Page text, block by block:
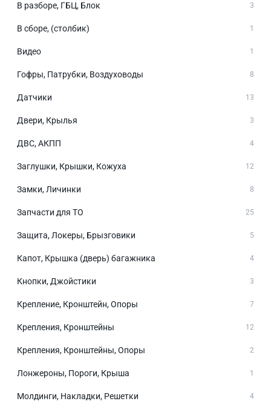
В разборе, ГБЦ, Блок 3
В сборе, (столбик) 1
Видео 1
Гофры, Патрубки, Воздуховоды 8
Датчики 13
Двери, Крылья 3
ДВС, АКПП 4
Заглушки, Крышки, Кожуха 12
Замки, Личинки 8
Запчасти для ТО 25
Защита, Локеры, Брызговики 5
Капот, Крышка (дверь) багажника 4
Кнопки, Джойстики 3
Крепление, Кронштейн, Опоры 7
Крепления, Кронштейны 12
Крепления, Кронштейны, Опоры 2
Лонжероны, Пороги, Крыша 1
Молдинги, Накладки, Решетки 4